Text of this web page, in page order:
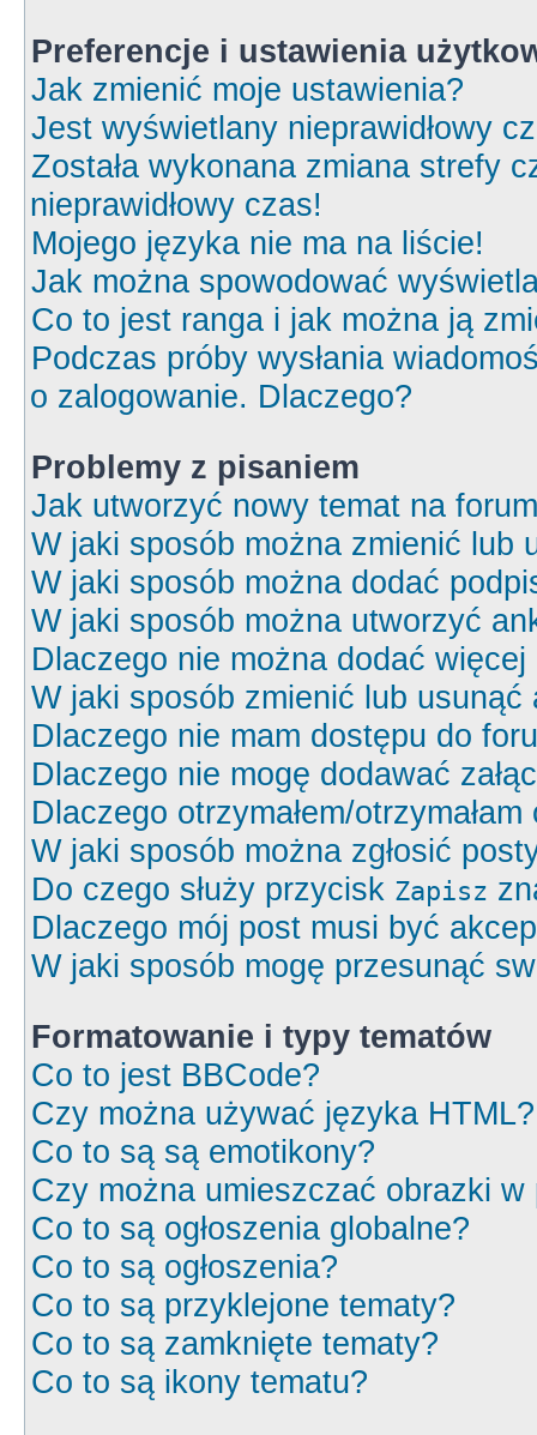
Preferencje i ustawienia
Jak zmienić moje ustawienia?
Jest wyświetlany nieprawidłowy
Została wykonana zmiana strefy
nieprawidłowy czas!
Mojego języka nie ma na liście!
Jak można spowodować
Co to jest ranga i jak można ją
Podczas próby wysłania
o zalogowanie. Dlaczego?
Problemy z pisaniem
Jak utworzyć nowy temat na
W jaki sposób można zmienić lub
W jaki sposób można dodać
W jaki sposób można utworzyć
Dlaczego nie można dodać
W jaki sposób zmienić lub usunąć
Dlaczego nie mam dostępu do
Dlaczego nie mogę dodawać
Dlaczego otrzymałem/
W jaki sposób można zgłosić
Do czego służy przycisk Zapisz
Dlaczego mój post musi być
W jaki sposób mogę przesunąć
Formatowanie i typy tematów
Co to jest BBCode?
Czy można używać języka HTML?
Co to są są emotikony?
Czy można umieszczać obrazki w
Co to są ogłoszenia globalne?
Co to są ogłoszenia?
Co to są przyklejone tematy?
Co to są zamknięte tematy?
Co to są ikony tematu?